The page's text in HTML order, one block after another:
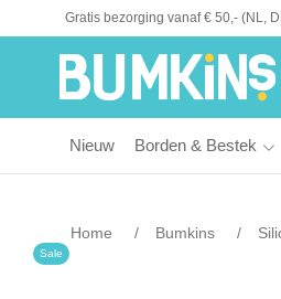
Gratis bezorging vanaf € 50,- (NL,
Nieuw Borden & Bestek
Home Bumkins
Sale